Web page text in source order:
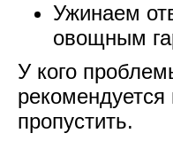
Ужинаем
овощным
У кого
пропустить.